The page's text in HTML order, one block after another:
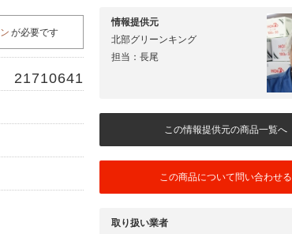
が必要です
21710641
情報提供元
北部グリーンキング
担当：長尾
この情報提供元の商品一覧へ
この商品について問い合わせる
取り扱い業者